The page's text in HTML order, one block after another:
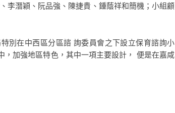
李潛穎、阮品強、陳捷貴、鍾蔭祥和簡機；小組顧
別在中西區分區諮 詢委員會之下設立保育諮詢小
加強地區特色，其中一項主要設計， 便是在嘉咸